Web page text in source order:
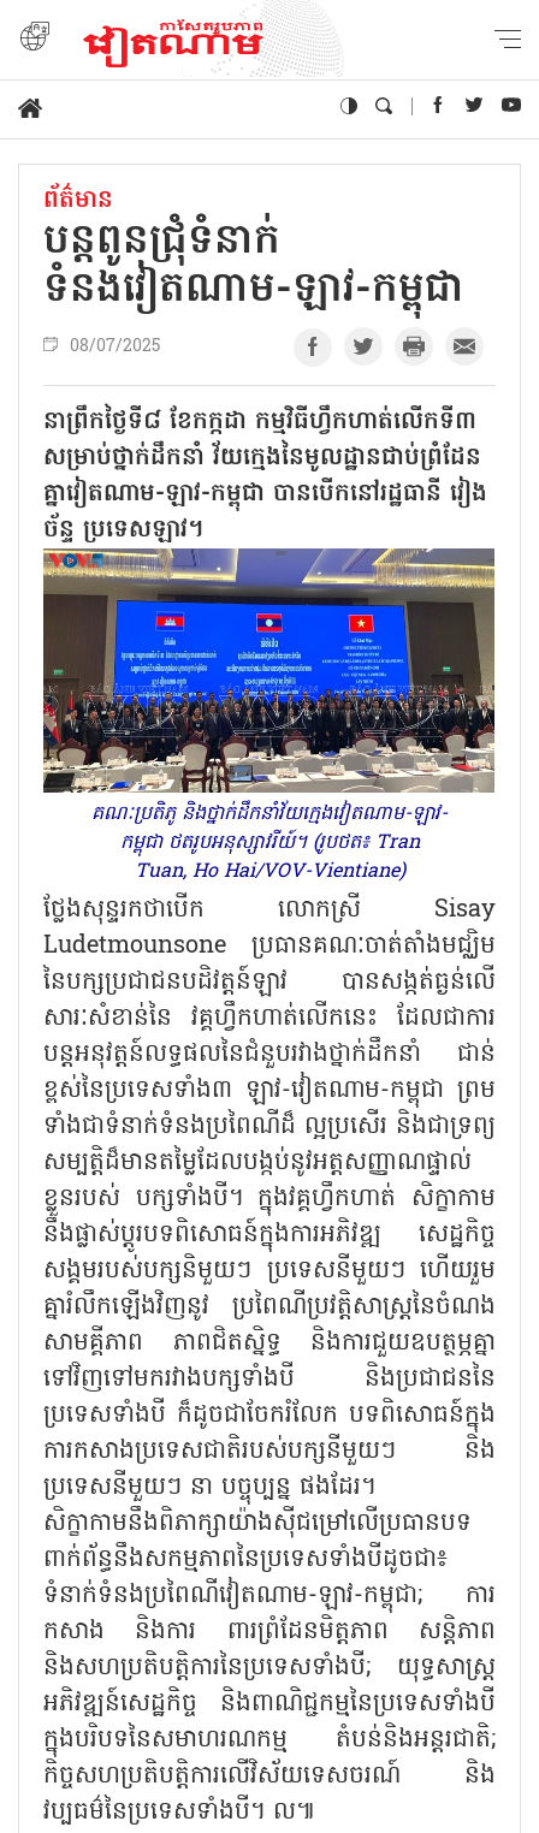
ព័ត៌មាន
បន្តពូនជ្រុំទំនាក់
ទំនងវៀតណាម-ឡាវ-កម្ពុជា
08/07/2025
នាព្រឹកថ្ងៃទី៨ ខែកក្កដា កម្មវិធីហ្វឹកហាត់លើកទី៣
សម្រាប់ថ្នាក់ដឹកនាំ វ័យក្មេងនៃមូលដ្ឋានជាប់ព្រំដែន
គ្នាវៀតណាម-ឡាវ-កម្ពុជា បានបើកនៅរដ្ឋធានី វៀង
ច័ន្ទ ប្រទេសឡាវ។
គណៈប្រតិភូ និងថ្នាក់ដឹកនាំវ័យក្មេងវៀតណាម-ឡាវ-
កម្ពុជា ថតរូបអនុស្សាវរីយ៍។ (រូបថត៖ Tran
Tuan, Ho Hai/VOV-Vientiane)
ថ្លែងសុន្ទរកថាបើក លោកស្រី Sisay
Ludetmounsone ប្រធានគណៈចាត់តាំងមជ្ឈិម
នៃបក្សប្រជាជនបដិវត្តន៍ឡាវ បានសង្កត់ធ្ងន់លើ
សារៈសំខាន់នៃ វគ្គហ្វឹកហាត់លើកនេះ ដែលជាការ
បន្តអនុវត្តន៍លទ្ធផលនៃជំនួបរវាងថ្នាក់ដឹកនាំ ជាន់
ខ្ពស់នៃប្រទេសទាំង៣ ឡាវ-វៀតណាម-កម្ពុជា ព្រម
ទាំងជាទំនាក់ទំនងប្រពៃណីដ៏ ល្អប្រសើរ និងជាទ្រព្យ
សម្បត្តិដ៏មានតម្លៃដែលបង្កប់នូវអត្តសញ្ញាណផ្ទាល់
ខ្លួនរបស់ បក្សទាំងបី។ ក្នុងវគ្គហ្វឹកហាត់ សិក្ខាកាម
នឹងផ្លាស់ប្តូរបទពិសោធន៍ក្នុងការអភិវឌ្ឍ សេដ្ឋកិច្ច
សង្គមរបស់បក្សនិមួយៗ ប្រទេសនីមួយៗ ហើយរួម
គ្នារំលឹកឡើងវិញនូវ ប្រពៃណីប្រវត្តិសាស្ត្រនៃចំណង
សាមគ្គីភាព ភាពជិតស្និទ្ធ និងការជួយឧបត្ថម្ភគ្នា
ទៅវិញទៅមករវាងបក្សទាំងបី និងប្រជាជននៃ
ប្រទេសទាំងបី ក៏ដូចជាចែករំលែក បទពិសោធន៍ក្នុង
ការកសាងប្រទេសជាតិរបស់បក្សនីមួយៗ និង
ប្រទេសនីមួយៗ នា បច្ចុប្បន្ន ផងដែរ។
សិក្ខាកាមនឹងពិភាក្សាយ៉ាងស៊ីជម្រៅលើប្រធានបទ
ពាក់ព័ន្ធនឹងសកម្មភាពនៃប្រទេសទាំងបីដូចជា៖
ទំនាក់ទំនងប្រពៃណីវៀតណាម-ឡាវ-កម្ពុជា; ការ
កសាង និងការ ពារព្រំដែនមិត្តភាព សន្តិភាព
និងសហប្រតិបត្តិការនៃប្រទេសទាំងបី; យុទ្ធសាស្ត្រ
អភិវឌ្ឍន៍សេដ្ឋកិច្ច និងពាណិជ្ជកម្មនៃប្រទេសទាំងបី
ក្នុងបរិបទនៃសមាហរណកម្ម តំបន់និងអន្តរជាតិ;
កិច្ចសហប្រតិបត្តិការលើវិស័យទេសចរណ៍ និង
វប្បធម៌នៃប្រទេសទាំងបី។ ល៕